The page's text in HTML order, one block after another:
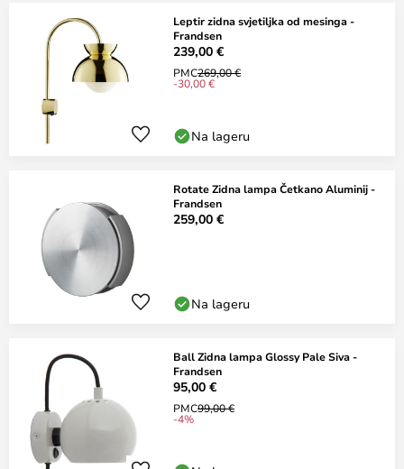
Leptir zidna svjetiljka od mesinga -
Frandsen
239,00 €
PMC269,00 €
-30,00 €
Na lageru
Rotate Zidna lampa Četkano Aluminij -
Frandsen
259,00 €
Na lageru
Ball Zidna lampa Glossy Pale Siva -
Frandsen
95,00 €
PMC99,00 €
-4%